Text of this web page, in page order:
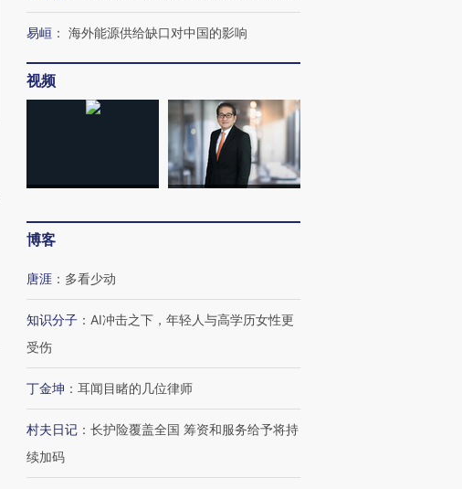
易峘 ： 海外能源供给缺口对中国的影响
视频
博客
唐涯 ： 多看少动
知识分子 ： AI冲击之下，年轻人与高学历女性更
受伤
丁金坤 ： 耳闻目睹的几位律师
村夫日记 ： 长护险覆盖全国 筹资和服务给予将持
续加码